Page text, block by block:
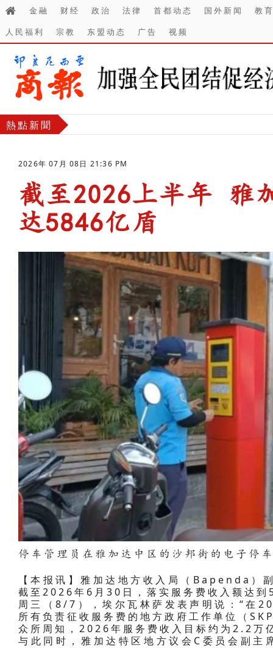
金融 财经 政治 法律 首都动态 国外新闻
教
人民福利
宗教 东盟动态 广告 视频
熱點新聞
2026年 07月 08日 21:36 PM
截至2026上半年 雅
达5846亿盾
停车管理员在雅加达中区的沙邦街的电子停
【本报讯】雅加达地方收入局（Bapenda
截至2026年6月30日，落实服务费收入额达
周三（8/7），埃尔瓦林萨发表声明说：“在
所有负责征收服务费的地方政府工作单位（
众所周知，2026年服务费收入目标约为2.2万
与此同时，雅加达特区地方议会C委员会副